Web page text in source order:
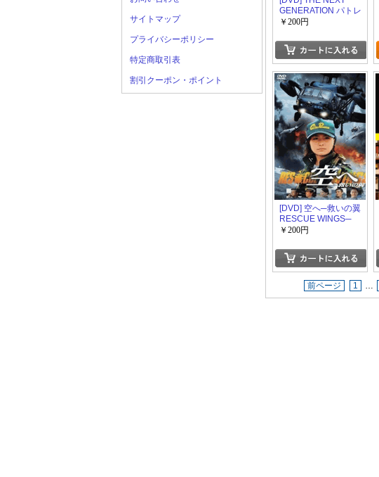
サイトマップ
プライバシーポリシー
特定商取引表
割引クーポン・ポイント
GENERATION パトレ
イバー/第5章
￥200円
[DVD] 空へ─救いの翼
RESCUE WINGS─
￥200円
前ページ 1 …